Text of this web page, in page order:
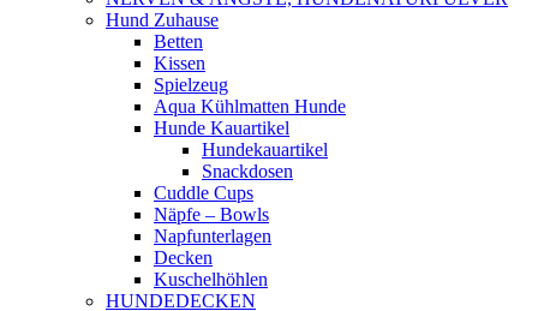
Hund Zuhause
Betten
Kissen
Spielzeug
Aqua Kühlmatten Hunde
Hunde Kauartikel
Hundekauartikel
Snackdosen
Cuddle Cups
Näpfe – Bowls
Napfunterlagen
Decken
Kuschelhöhlen
HUNDEDECKEN